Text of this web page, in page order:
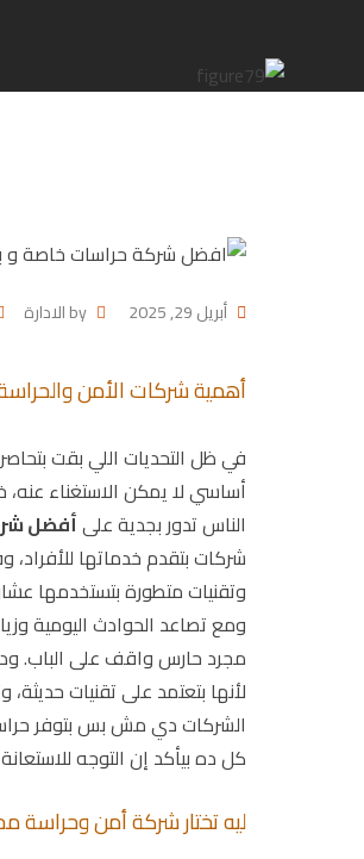
أبريل 29, 2025 byالادارة
أهمية شركات الأمن
في ظل التحديات اللي بقت
أساسي لا يمكن الاستغناء
الناس تدور بجدية علىأفضل
شركات بتقدم خدماتها
وتقنيات متطورة بتستخدمها
ومع تصاعد الحوادث اليومية
مجرد حارس واقف على الباب.
لأنها بتعتمد على تقنيات
الشركات دي مش بس بتوفر
كل ده بيأكد إن التوجه
ليه تختار شركة أمن وحراسة